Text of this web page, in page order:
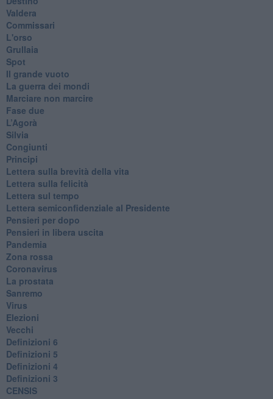
Valdera
Commissari
L'orso
Grullaia
Spot
​Il grande vuoto
​La guerra dei mondi
Marciare non marcire
Fase due
L’Agorà
Silvia
Congiunti
Principi
​Lettera sulla brevità della vita
​Lettera sulla felicità
​Lettera sul tempo
Lettera semiconfidenziale al Presidente
Pensieri per dopo
​Pensieri in libera uscita
Pandemia
Zona rossa
Coronavirus
La prostata
Sanremo
Virus
Elezioni
Vecchi
Definizioni 6
Definizioni 5
Definizioni 4
Definizioni 3
CENSIS